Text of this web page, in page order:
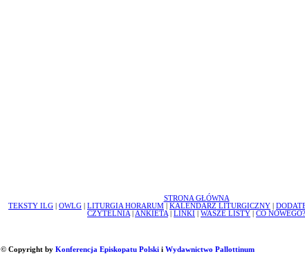
STRONA GŁÓWNA
TEKSTY ILG
OWLG LITURGIA HORARUM KALENDARZ LITURGICZNY
CZYTELNIA
ANKIETA LINKI WASZE LISTY CO NOWEGO?
© Copyright by Konferencja Episkopatu Polskii Wydawnictwo Pallottinum